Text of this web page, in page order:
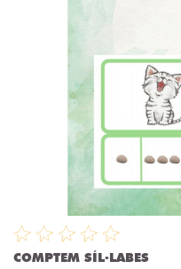
COMPTEM SÍL·LABES